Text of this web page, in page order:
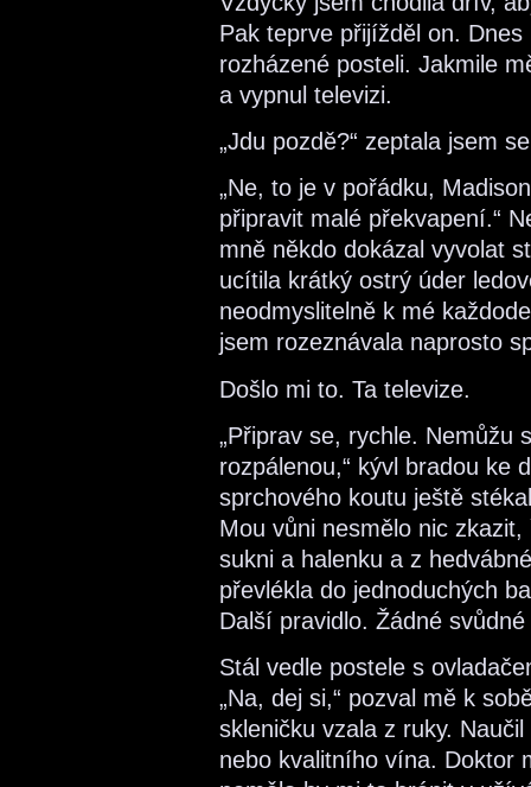
Pak teprve přijížděl on.
rozházené posteli. Jakmile
a vypnul televizi.
„Jdu pozdě?“ zeptala jsem
„Ne, to je v pořádku,
připravit malé překvapení.“
mně někdo dokázal vyvolat
ucítila krátký ostrý úder
neodmyslitelně k mé
jsem rozeznávala naprosto
Došlo mi to. Ta televize.
„Připrav se, rychle. Nemůžu
rozpálenou,“ kývl bradou ke
sprchového koutu ještě
Mou vůni nesmělo nic
sukni a halenku a z
převlékla do jednoduchých
Další pravidlo. Žádné
Stál vedle postele s
„Na, dej si,“ pozval mě k
skleničku vzala z ruky.
nebo kvalitního vína. Doktor